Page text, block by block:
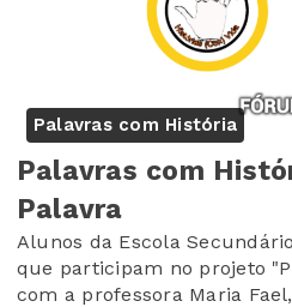
Palavras com História
Palavras com
Palavra
Alunos da Escola
que participam no projeto
com a professora Maria